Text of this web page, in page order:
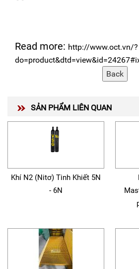
Read more: http://www.oct.vn/?
SẢN PHẨM LIÊN QUAN
Khí N2 (Nitơ) Tinh Khiết 5N
- 6N